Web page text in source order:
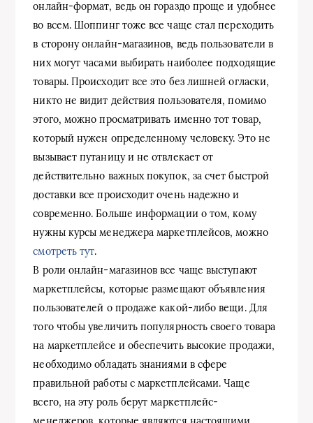
онлайн-формат, ведь он гораздо проще и удобнее
во всем. Шоппинг тоже все чаще стал переходить
в сторону онлайн-магазинов, ведь пользователи в
них могут часами выбирать наиболее подходящие
товары. Происходит все это без лишней огласки,
никто не видит действия пользователя, помимо
этого, можно просматривать именно тот товар,
который нужен определенному человеку. Это не
вызывает путаницу и не отвлекает от
действительно важных покупок, за счет быстрой
доставки все происходит очень надежно и
современно. Больше информации о том, кому
нужны курсы менеджера маркетплейсов, можно
смотреть тут.
В роли онлайн-магазинов все чаще выступают
маркетплейсы, которые размещают объявления
пользователей о продаже какой-либо вещи. Для
того чтобы увеличить популярность своего товара
на маркетплейсе и обеспечить высокие продажи,
необходимо обладать знаниями в сфере
правильной работы с маркетплейсами. Чаще
всего, на эту роль берут маркетплейс-